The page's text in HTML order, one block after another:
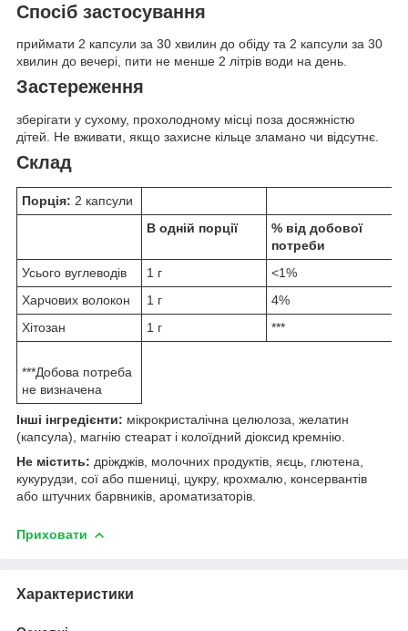
Спосіб застосування
приймати 2 капсули за 30 хвилин до обіду та 2 капсули за 30
хвилин до вечері, пити не менше 2 літрів води на день.
Застереження
зберігати у сухому, прохолодному місці поза досяжністю
дітей. Не вживати, якщо захисне кільце зламано чи відсутнє.
Склад
Порція: 2 капсули
В одній порції
% від добової
потреби
Усього вуглеводів
1 г
<1%
Харчових волокон
1 г
4%
Хітозан
1 г ***
***Добова потреба
не визначена
Інші інгредієнти: мікрокристалічна целюлоза, желатин
(капсула), магнію стеарат і колоїдний діоксид кремнію.
Не містить: дріжджів, молочних продуктів, яєць, глютена,
кукурудзи, сої або пшениці, цукру, крохмалю, консервантів
або штучних барвників, ароматизаторів.
Приховати
Характеристики